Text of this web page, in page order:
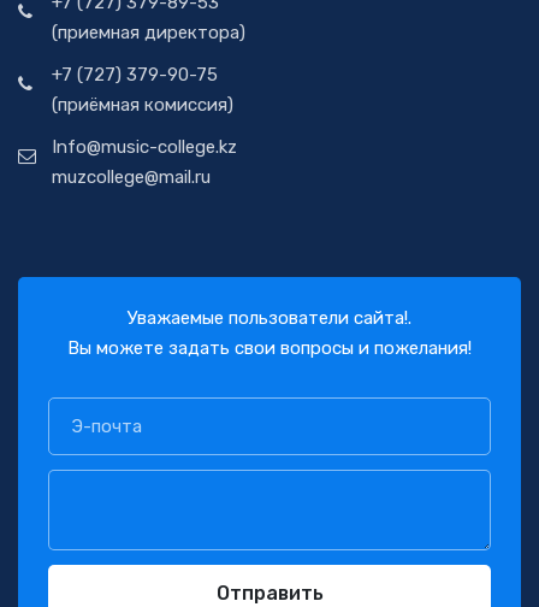
(приемная директора)
+7 (727) 379-90-75
(приёмная комиссия)
Info@music-college.kz
muzcollege@mail.ru
Уважаемые пользователи сайта!.
Вы можете задать свои вопросы и пожелания!
Отправить